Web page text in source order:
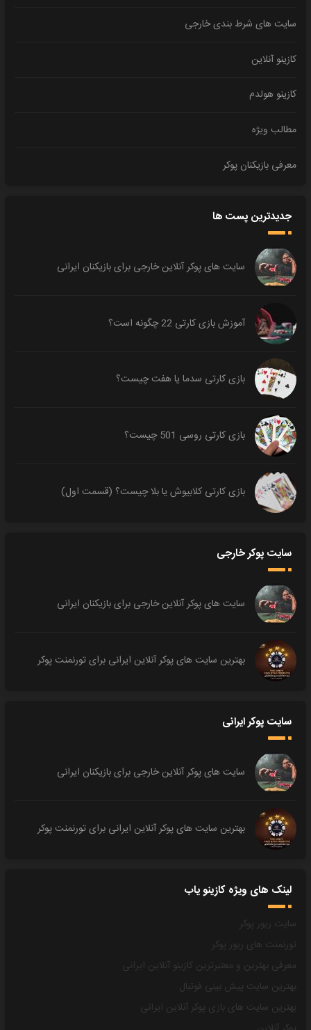
سایت های شرط بندی خارجی
کازینو آنلاین
کازینو هولدم
مطالب ویژه
معرفی بازیکنان پوکر
جدیدترین پست ها
سایت های پوکر آنلاین خارجی برای بازیکنان ایرانی
آموزش بازی کارتی 22 چگونه است؟
بازی کارتی سدما یا هفت چیست؟
بازی کارتی روسی 501 چیست؟
بازی کارتی کلابیوش یا بلا چیست؟ (قسمت اول)
سایت پوکر خارجی
سایت های پوکر آنلاین خارجی برای بازیکنان ایرانی
بهترین سایت های پوکر آنلاین ایرانی برای تورنمنت پوکر
سایت پوکر ایرانی
سایت های پوکر آنلاین خارجی برای بازیکنان ایرانی
بهترین سایت های پوکر آنلاین ایرانی برای تورنمنت پوکر
لینک های ویژه کازینو یاب
سایت ریور پوکر
تورنمنت های ریور پوکر
معرفی بهترین و معتبرترین کازینو آنلاین ایرانی
بهترین سایت پیش بینی فوتبال
بهترین سایت های بازی پوکر آنلاین ایرانی